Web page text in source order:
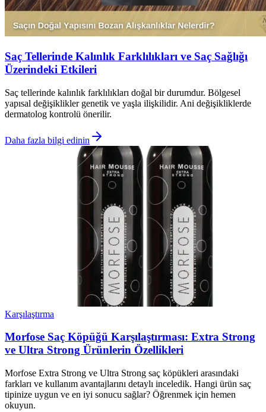
Saç Tellerinde Kalınlık Farklılıkları ve Saç Sağlığı
Üzerindeki Etkileri
Saç tellerinde kalınlık farklılıkları doğal bir durumdur. Bölgesel
yapısal değişiklikler genetik ve yaşla ilişkilidir. Ani değişikliklerde
dermatolog kontrolü önerilir.
Daha fazla bilgi edinin
Karşılaştırma
Morfose Saç Köpüğü Karşılaştırması: Extra Strong
ve Ultra Strong Ürünlerin Özellikleri
Morfose Extra Strong ve Ultra Strong saç köpükleri arasındaki
farkları ve kullanım avantajlarını detaylı inceledik. Hangi ürün saç
tipinize uygun ve en iyi sonucu sağlar? Öğrenmek için hemen
okuyun.